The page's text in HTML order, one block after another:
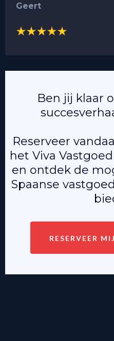
Geert
Ben jij klaar
Reserveer
het Viva
en ontdek de
Spaanse
RESERVEER